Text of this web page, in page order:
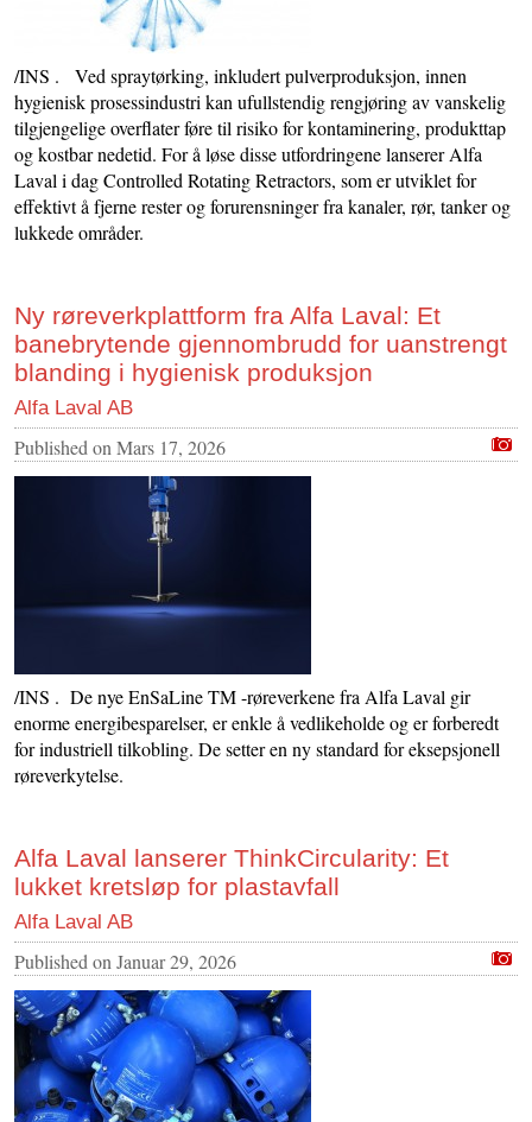
/INS . Ved spraytørking, inkludert pulverproduksjon, innen
hygienisk prosessindustri kan ufullstendig rengjøring av vanskelig
tilgjengelige overflater føre til risiko for kontaminering, produkttap
og kostbar nedetid. For å løse disse utfordringene lanserer Alfa
Laval i dag Controlled Rotating Retractors, som er utviklet for
effektivt å fjerne rester og forurensninger fra kanaler, rør, tanker og
lukkede områder.
Ny røreverkplattform fra Alfa Laval: Et
banebrytende gjennombrudd for uanstrengt
blanding i hygienisk produksjon
Alfa Laval AB
Published on Mars 17, 2026
/INS . De nye EnSaLine TM -røreverkene fra Alfa Laval gir
enorme energibesparelser, er enkle å vedlikeholde og er forberedt
for industriell tilkobling. De setter en ny standard for eksepsjonell
røreverkytelse.
Alfa Laval lanserer ThinkCircularity: Et
lukket kretsløp for plastavfall
Alfa Laval AB
Published on Januar 29, 2026